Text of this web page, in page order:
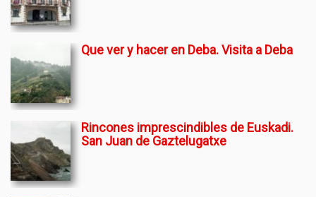
Que ver y hacer en Deba. Visita a Deba
Rincones imprescindibles de Euskadi.
San Juan de Gaztelugatxe